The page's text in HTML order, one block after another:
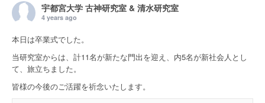
宇都宮大学 古神研究室 & 清水研究室
4 years ago
本日は卒業式でした。
当研究室からは、計11名が新たな門出を迎え、内5名が新社会人とし
て、旅立ちました。
皆様の今後のご活躍を祈念いたします。